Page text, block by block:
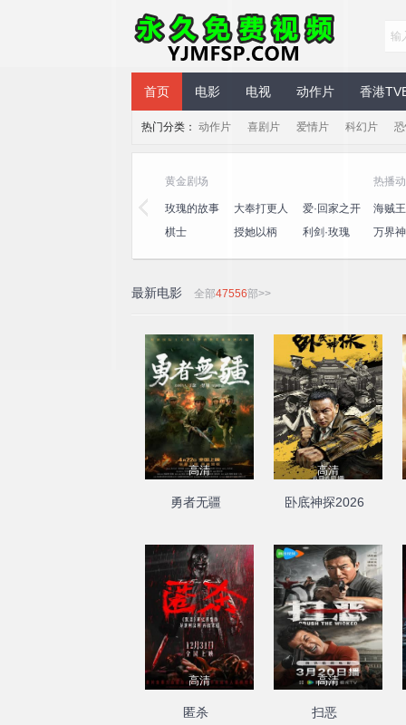
永久免费视频
首页 电影 电视 动作片 香港
热门分类： 动作片 喜剧片 爱情片 科幻片
黄金剧场
玫瑰的故事 大奉打更人
爱·回家之开
心速递
棋士 授她以柄 利剑·玫瑰
热播
海贼
王
万界
最新电影 全部47556部>>
高清
勇者无疆
高清
卧底神探2026
高清
匿杀
高清
扫恶